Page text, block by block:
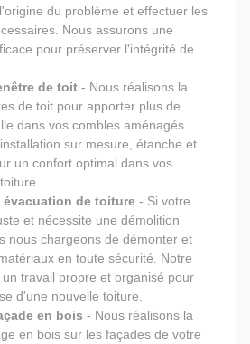
du problème et effectuer les
Nous assurons une
pour préserver l'intégrité de
de toit - Nous réalisons la
de toit pour apporter plus de
dans vos combles aménagés.
sur mesure, étanche et
un confort optimal dans vos
évacuation de toiture - Si votre
et nécessite une démolition
nous chargeons de démonter et
en toute sécurité. Notre
travail propre et organisé pour
d'une nouvelle toiture.
en bois - Nous réalisons la
en bois sur les façades de votre